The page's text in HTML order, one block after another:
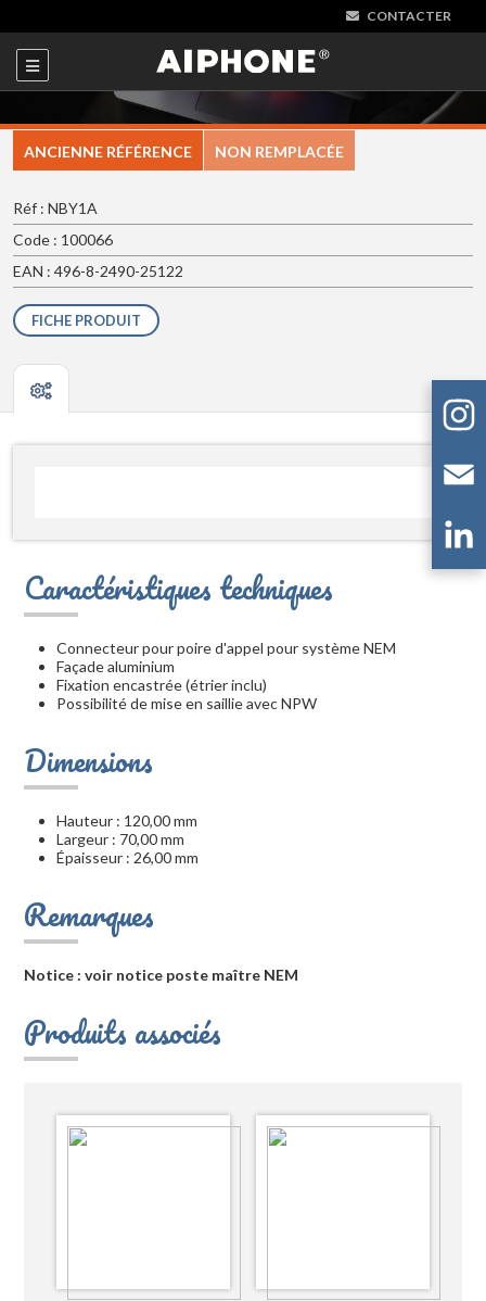
CONTACTER
ANCIENNE RÉFÉRENCE NON REMPLACÉE
Réf : NBY1A
Code : 100066
EAN : 496-8-2490-25122
FICHE PRODUIT
Caractéristiques techniques
Connecteur pour poire d'appel pour système NEM
Façade aluminium
Fixation encastrée (étrier inclu)
Possibilité de mise en saillie avec NPW
Dimensions
Hauteur : 120,00 mm
Largeur : 70,00 mm
Épaisseur : 26,00 mm
Remarques
Notice : voir notice poste maître NEM
Produits associés